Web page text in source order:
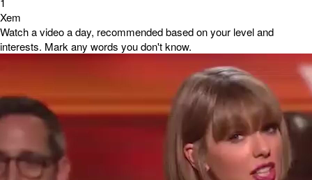
Xem
Watch a video a day, recommended based on your level and
interests. Mark any words you don't know.